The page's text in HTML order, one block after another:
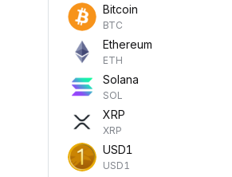
Bitcoin
BTC
Ethereum
ETH
Solana
SOL
XRP
XRP
USD1
USD1